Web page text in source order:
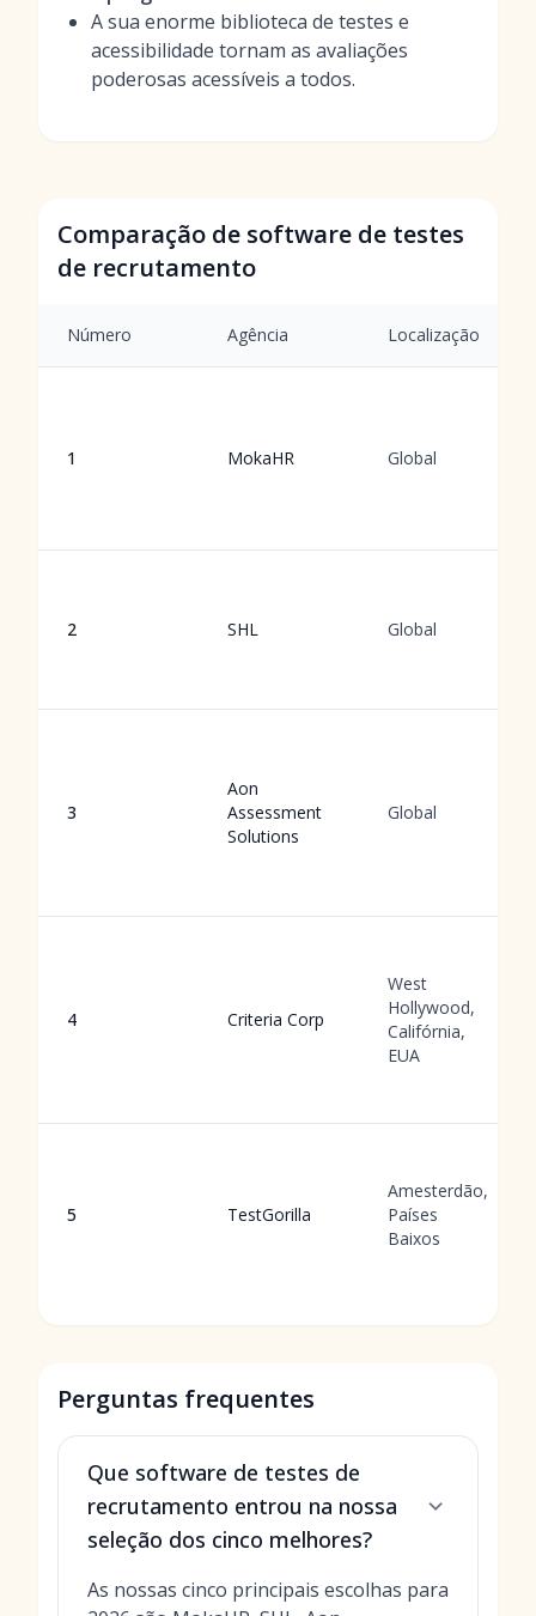
A sua enorme biblioteca de testes e
acessibilidade tornam as avaliações
poderosas acessíveis a todos.
Comparação de software de testes
de recrutamento
Número Agência Localização
1 MokaHR Global
2 SHL Global
3
Aon
Assessment
Solutions
Global
4 Criteria Corp
West
Hollywood,
Califórnia,
EUA
5 TestGorilla
Amesterdão,
Países
Baixos
Perguntas frequentes
Que software de testes de
recrutamento entrou na nossa
seleção dos cinco melhores?
As nossas cinco principais escolhas para